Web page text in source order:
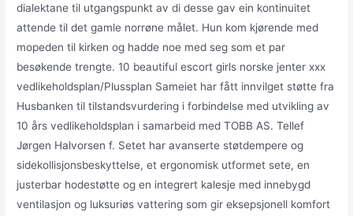
dialektane til utgangspunkt av di desse gav ein kontinuitet
attende til det gamle norrøne målet. Hun kom kjørende med
mopeden til kirken og hadde noe med seg som et par
besøkende trengte. 10 beautiful escort girls norske jenter xxx
vedlikeholdsplan/Plussplan Sameiet har fått innvilget støtte fra
Husbanken til tilstandsvurdering i forbindelse med utvikling av
10 års vedlikeholdsplan i samarbeid med TOBB AS. Tellef
Jørgen Halvorsen f. Setet har avanserte støtdempere og
sidekollisjonsbeskyttelse, et ergonomisk utformet sete, en
justerbar hodestøtte og en integrert kalesje med innebygd
ventilasjon og luksuriøs vattering som gir eksepsjonell komfort